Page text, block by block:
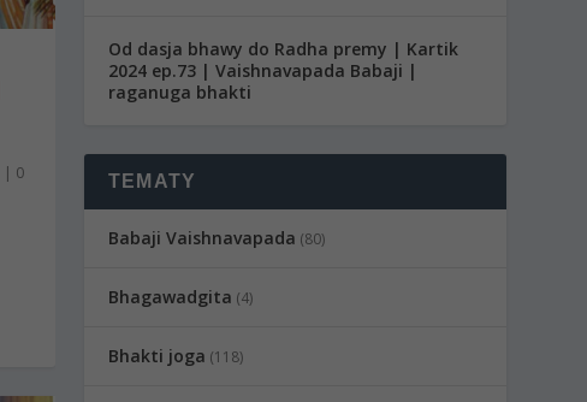
| 0
Od dasja bhawy do Radha premy | Kartik
2024 ep.73 | Vaishnavapada Babaji |
raganuga bhakti
TEMATY
Babaji Vaishnavapada (80)
Bhagawadgita (4)
Bhakti joga (118)